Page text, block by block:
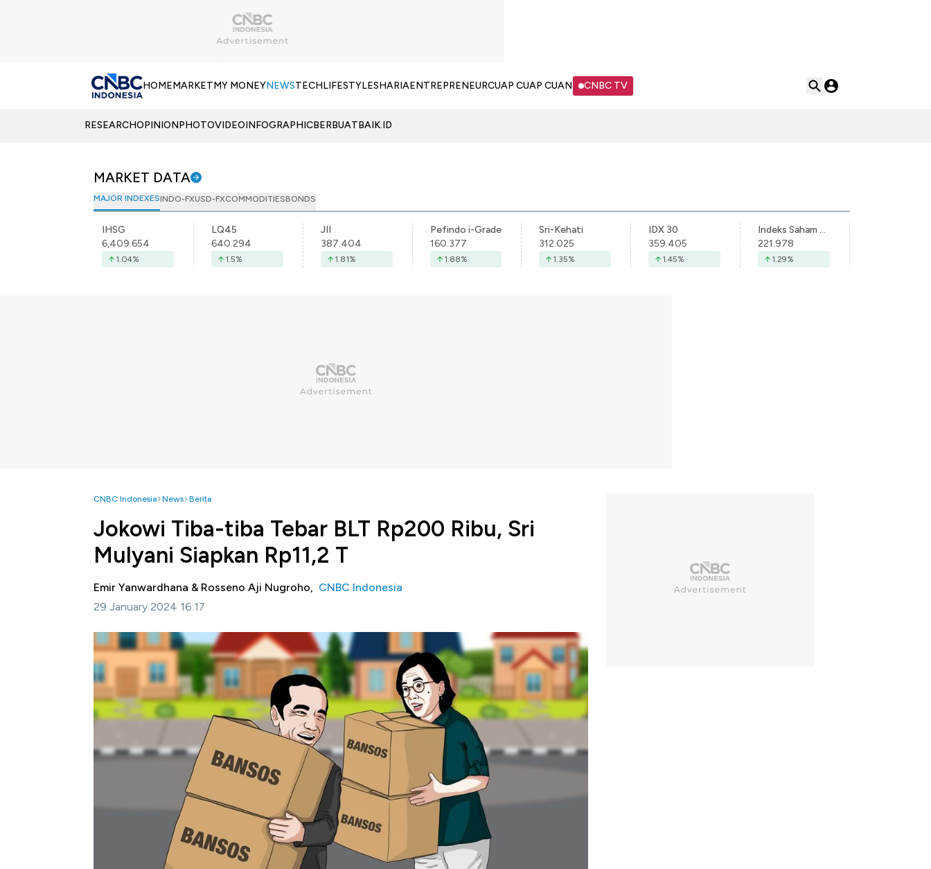
HOMEMARKETMY MONEYNEWSTECHLIFESTYLESHARIAENTREPRENEURCUAP CUAP CUAN CNBC TV
RESEARCHOPINIONPHOTOVIDEOINFOGRAPHICBERBUATBAIK.ID
MARKET DATA
MAJOR INDEXESINDO-FXUSD-FXCOMMODITIESBONDS
IHSG
6,409.654
1.04%
LQ45
640.294
1.5%
JII
387.404
1.81%
Pefindo i-Grade
160.377
1.88%
Sri-Kehati
312.025
1.35%
IDX 30
359.405
1.45%
Indeks Saham Syariah Indonesia
221.978
1.29%
CNBC Indonesia News Berita
Jokowi Tiba-tiba Tebar BLT Rp200 Ribu, Sri
Mulyani Siapkan Rp11,2 T
Emir Yanwardhana & Rosseno Aji Nugroho, CNBC Indonesia
29 January 2024 16:17